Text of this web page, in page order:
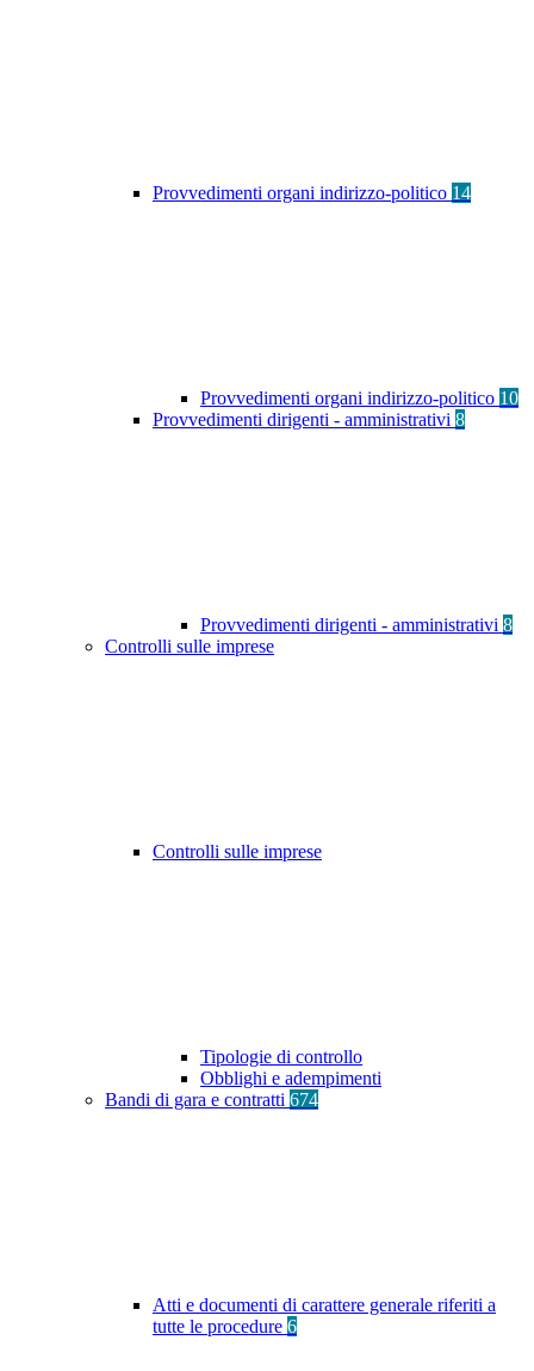
Provvedimenti organi indirizzo-politico 14
Provvedimenti organi indirizzo-politico 10
Provvedimenti dirigenti - amministrativi 8
Provvedimenti dirigenti - amministrativi 8
Controlli sulle imprese
Controlli sulle imprese
Tipologie di controllo
Obblighi e adempimenti
Bandi di gara e contratti 674
Atti e documenti di carattere generale riferiti a
tutte le procedure 6